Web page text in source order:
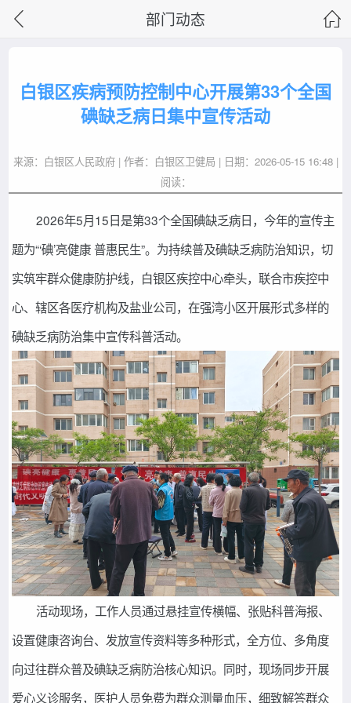
部门动态
白银区疾病预防控制中心开展第33个全国
碘缺乏病日集中宣传活动
来源：白银区人民政府 | 作者：白银区卫健局 | 日期：2026-05-15 16:48 |
阅读：
2026年5月15日是第33个全国碘缺乏病日，今年的宣传主
题为“‘碘’亮健康 普惠民生”。为持续普及碘缺乏病防治知识，切
实筑牢群众健康防护线，白银区疾控中心牵头，联合市疾控中
心、辖区各医疗机构及盐业公司，在强湾小区开展形式多样的
碘缺乏病防治集中宣传科普活动。
活动现场，工作人员通过悬挂宣传横幅、张贴科普海报、
设置健康咨询台、发放宣传资料等多种形式，全方位、多角度
向过往群众普及碘缺乏病防治核心知识。同时，现场同步开展
爱心义诊服务，医护人员免费为群众测量血压，细致解答群众